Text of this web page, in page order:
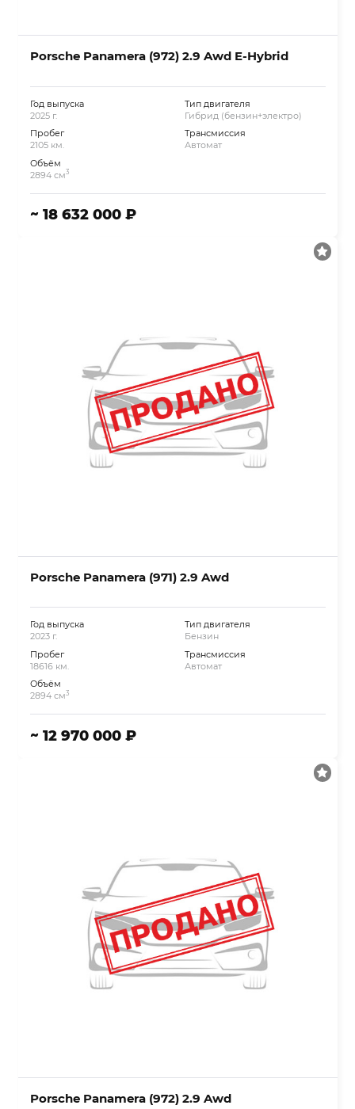
Porsche Panamera (972) 2.9 Awd E-Hybrid
Год выпуска
2025 г.
Пробег
2105 км.
Объём
2894 см3
Тип двигателя
Гибрид (бензин+электро)
Трансмиссия
Автомат
~ 18 632 000 ₽
Porsche Panamera (971) 2.9 Awd
Год выпуска
2023 г.
Пробег
18616 км.
Объём
2894 см3
Тип двигателя
Бензин
Трансмиссия
Автомат
~ 12 970 000 ₽
Porsche Panamera (972) 2.9 Awd